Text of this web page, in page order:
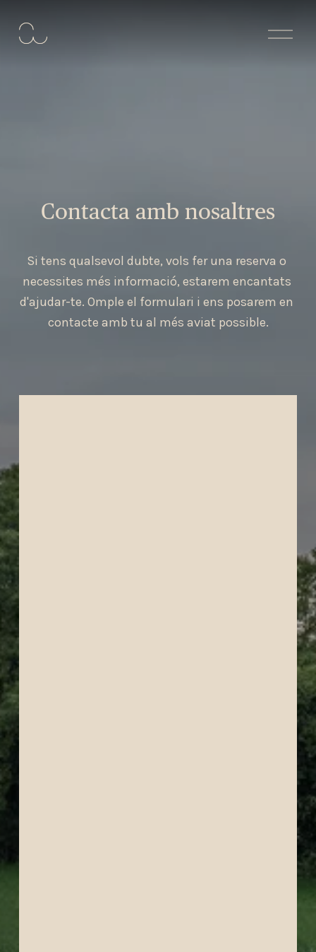
A
Contacta amb nosaltres
Si tens qualsevol dubte, vols fer una reserva o
necessites més informació, estarem encantats
d'ajudar-te. Omple el formulari i ens posarem en
contacte amb tu al més aviat possible.